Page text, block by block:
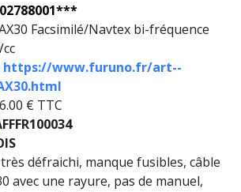
Facsimilé/Navtex bi-fréquence
https://www.furuno.fr/art--
€ TTC
défraichi, manque fusibles, câble
avec une rayure, pas de manuel,